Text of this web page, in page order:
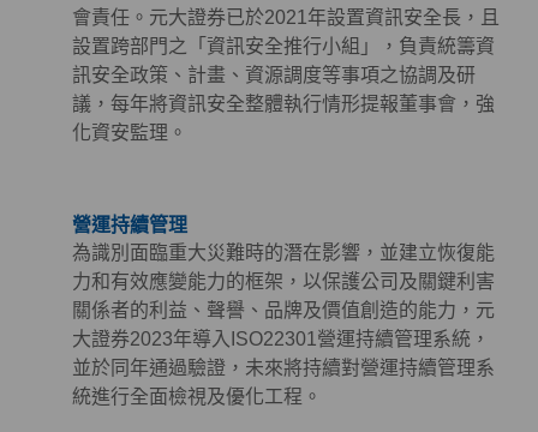
會責任。元大證券已於2021年設置資訊安全長，且
設置跨部門之「資訊安全推行小組」，負責統籌資
訊安全政策、計畫、資源調度等事項之協調及研
議，每年將資訊安全整體執行情形提報董事會，強
化資安監理。
營運持續管理
為識別面臨重大災難時的潛在影響，並建立恢復能
力和有效應變能力的框架，以保護公司及關鍵利害
關係者的利益、聲譽、品牌及價值創造的能力，元
大證券2023年導入ISO22301營運持續管理系統，
並於同年通過驗證，未來將持續對營運持續管理系
統進行全面檢視及優化工程。